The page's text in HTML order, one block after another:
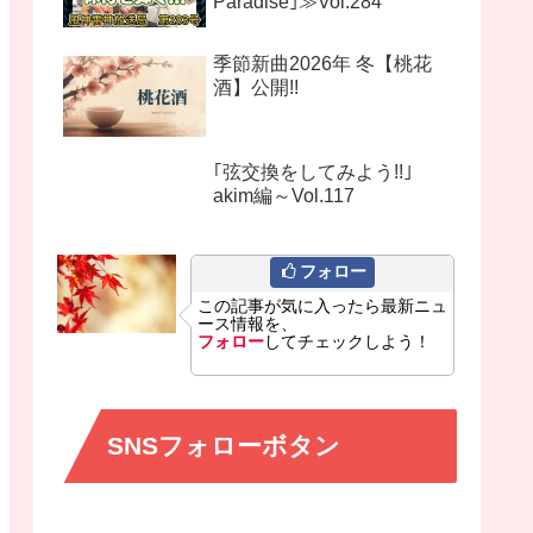
季節新曲2026年 冬【桃花
酒】公開!!
｢弦交換をしてみよう!!｣
akim編～Vol.117
フォロー
この記事が気に入ったら最新ニュ
ース情報を、
フォローしてチェックしよう！
SNSフォローボタン